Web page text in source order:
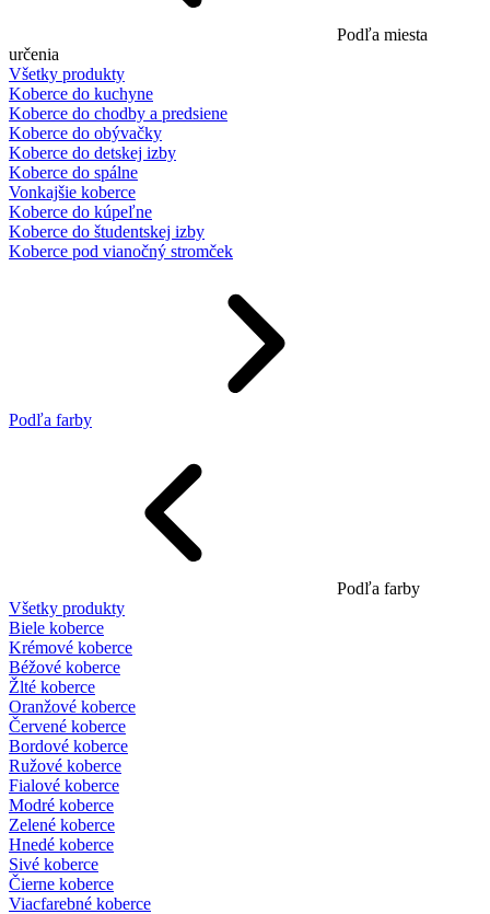
Podľa miesta
určenia
Všetky produkty
Koberce do kuchyne
Koberce do chodby a predsiene
Koberce do obývačky
Koberce do detskej izby
Koberce do spálne
Vonkajšie koberce
Koberce do kúpeľne
Koberce do študentskej izby
Koberce pod vianočný stromček
Podľa farby
Podľa farby
Všetky produkty
Biele koberce
Krémové koberce
Béžové koberce
Žlté koberce
Oranžové koberce
Červené koberce
Bordové koberce
Ružové koberce
Fialové koberce
Modré koberce
Zelené koberce
Hnedé koberce
Sivé koberce
Čierne koberce
Viacfarebné koberce